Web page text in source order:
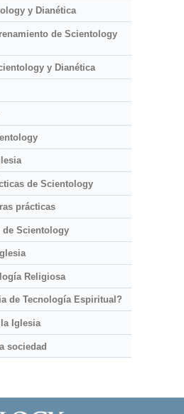
y Dianética
de Scientology
y Dianética
de Scientology
prácticas
de Scientology
Religiosa
de Tecnología Espiritual?
Iglesia
sociedad